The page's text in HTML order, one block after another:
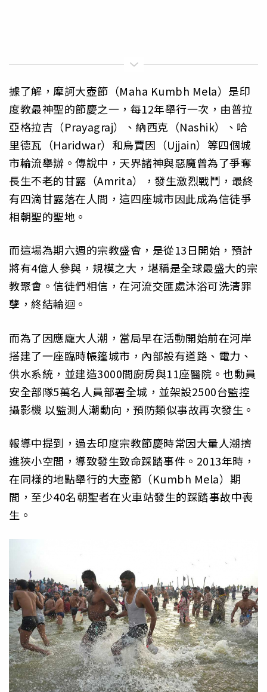
據了解，摩訶大壺節（Maha Kumbh Mela）是印
度教最神聖的節慶之一，每12年舉行一次，由普拉
亞格拉吉（Prayagraj）、納西克（Nashik）、哈
里德瓦（Haridwar）和烏賈因（Ujjain）等四個城
市輪流舉辦。傳說中，天界諸神與惡魔曾為了爭奪
長生不老的甘露（Amrita），發生激烈戰鬥，最終
有四滴甘露落在人間，這四座城市因此成為信徒爭
相朝聖的聖地。
而這場為期六週的宗教盛會，是從13日開始，預計
將有4億人參與，規模之大，堪稱是全球最盛大的宗
教聚會。信徒們相信，在河流交匯處沐浴可洗清罪
孽，終結輪迴。
而為了因應龐大人潮，當局早在活動開始前在河岸
搭建了一座臨時帳篷城市，內部設有道路、電力、
供水系統，並建造3000間廚房與11座醫院。也動員
安全部隊5萬名人員部署全城，並架設2500台監控
攝影機 以監測人潮動向，預防類似事故再次發生。
報導中提到，過去印度宗教節慶時常因大量人潮擠
進狹小空間，導致發生致命踩踏事件。2013年時，
在同樣的地點舉行的大壺節（Kumbh Mela）期
間，至少40名朝聖者在火車站發生的踩踏事故中喪
生。